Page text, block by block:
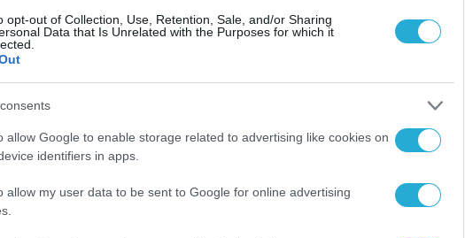
opt-out of Collection, Use, Retention, Sale, and/or Sharing
Data that Is Unrelated with the Purposes for which it
allow Google to enable storage related to advertising like cookies on
identifiers in apps.
allow my user data to be sent to Google for online advertising
είναι πλέον πλήρως ενσωματωμένο και όχι μια
Brown, Global Head of Tax Technology της KPMG
από πολλά συστήματα, εμείς έχουμε πάει ένα
και τη ροή των ενεργειών που πραγματοποιεί η
στους χρήστες πλήρη διαφάνεια και
μια σειρά από προηγμένες λειτουργίες και
τις σύνθετες ανάγκες των σύγχρονων